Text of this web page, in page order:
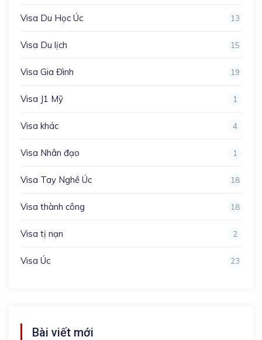
Visa Du Học Úc 13
Visa Du lịch 15
Visa Gia Đình 19
Visa J1 Mỹ 1
Visa khác 4
Visa Nhân đạo 1
Visa Tay Nghề Úc 18
Visa thành công 18
Visa tị nạn 2
Visa Úc 23
Bài viết mới